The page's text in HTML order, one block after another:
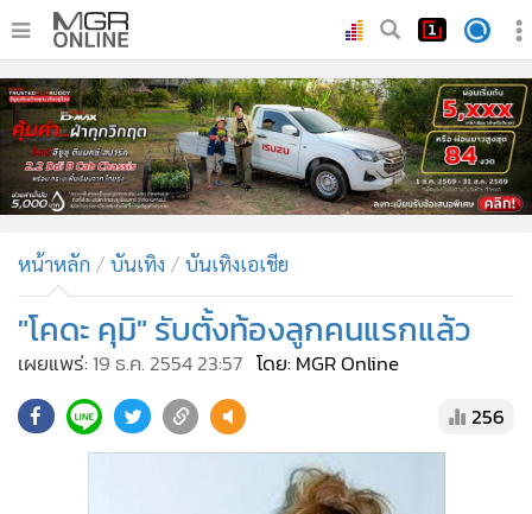
• หน้าหลัก
• ทันเหตุการณ์
• ภาคใต้
• ภูมิภาค
• บันเทิง
ผู้จัดการรายวัน
คอลัมนิสต์
• CbizReview
Cyber BIZ
หน้าหลัก บันเทิง บันเทิงเอเชีย
"โคดะ คุมิ" รับตั้งท้องลูกคนแรกแล้ว
เผยแพร่: 19 ธ.ค. 2554 23:57 โดย: MGR Online
256